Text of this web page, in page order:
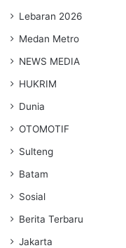
Lebaran 2026
Medan Metro
NEWS MEDIA
HUKRIM
Dunia
OTOMOTIF
Sulteng
Batam
Sosial
Berita Terbaru
Jakarta